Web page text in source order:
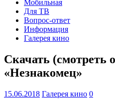
Мобильная
Для ТВ
Вопрос-ответ
Информация
Галерея кино
Скачать (смотреть
«Незнакомец»
15.06.2018 Галерея кино 0